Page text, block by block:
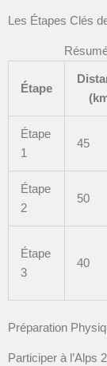
Les Étapes Clés
Étape
Étape
1
45
Étape
2
50
Étape
3
40
Préparation
Participer à l’Alps